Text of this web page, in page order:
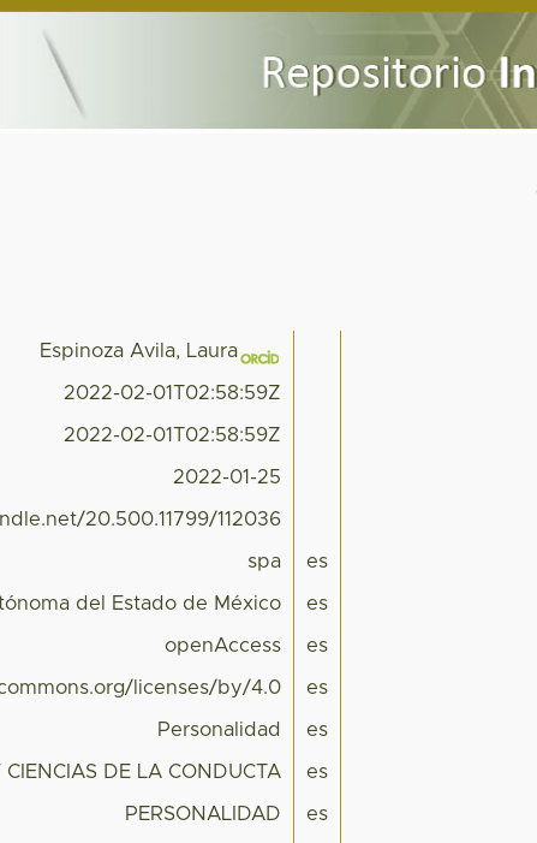
Espinoza Avila, Laura
2022-02-01T02:58:59Z
2022-02-01T02:58:59Z
2022-01-25
20.500.11799/112036
spa es
del Estado de México es
openAccess es
licenses/by/4.0 es
Personalidad es
DE LA CONDUCTA es
PERSONALIDAD es